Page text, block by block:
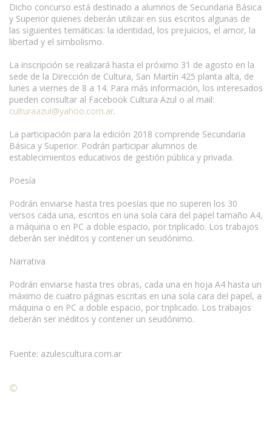
Dicho concurso está destinado a alumnos de Secundaria Básica
y Superior quienes deberán utilizar en sus escritos algunas de
las siguientes temáticas: la identidad, los prejuicios, el amor, la
libertad y el simbolismo.
La inscripción se realizará hasta el próximo 31 de agosto en la
sede de la Dirección de Cultura, San Martín 425 planta alta, de
lunes a viernes de 8 a 14. Para más información, los interesados
pueden consultar al Facebook Cultura Azul o al mail:
culturaazul@yahoo.com.ar.
La participación para la edición 2018 comprende Secundaria
Básica y Superior. Podrán participar alumnos de
establecimientos educativos de gestión pública y privada.
Poesía
Podrán enviarse hasta tres poesías que no superen los 30
versos cada una, escritos en una sola cara del papel tamaño A4,
a máquina o en PC a doble espacio, por triplicado. Los trabajos
deberán ser inéditos y contener un seudónimo.
Narrativa
Podrán enviarse hasta tres obras, cada una en hoja A4 hasta un
máximo de cuatro páginas escritas en una sola cara del papel, a
máquina o en PC a doble espacio, por triplicado. Los trabajos
deberán ser inéditos y contener un seudónimo.
Fuente: azulescultura.com.ar
©